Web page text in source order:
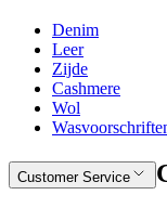
Denim
Leer
Zijde
Cashmere
Wol
Customer Service